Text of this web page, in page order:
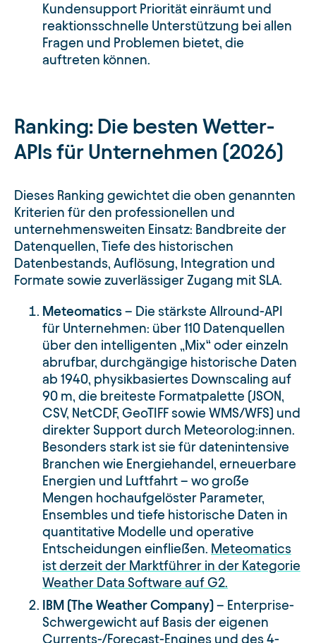
Kundensupport Priorität einräumt und
reaktionsschnelle Unterstützung bei allen
Fragen und Problemen bietet, die
auftreten können.
Ranking: Die besten Wetter-
APIs für Unternehmen (2026)
Dieses Ranking gewichtet die oben genannten
Kriterien für den professionellen und
unternehmensweiten Einsatz: Bandbreite der
Datenquellen, Tiefe des historischen
Datenbestands, Auflösung, Integration und
Formate sowie zuverlässiger Zugang mit SLA.
Meteomatics– Die stärkste Allround-API
für Unternehmen: über 110 Datenquellen
über den intelligenten „Mix“ oder einzeln
abrufbar, durchgängige historische Daten
ab 1940, physikbasiertes Downscaling auf
90 m, die breiteste Formatpalette (JSON,
CSV, NetCDF, GeoTIFF sowie WMS/WFS) und
direkter Support durch Meteorolog:innen.
Besonders stark ist sie für datenintensive
Branchen wie Energiehandel, erneuerbare
Energien und Luftfahrt – wo große
Mengen hochaufgelöster Parameter,
Ensembles und tiefe historische Daten in
quantitative Modelle und operative
Entscheidungen einfließen. Meteomatics
ist derzeit der Marktführer in der Kategorie
Weather Data Software auf G2.
IBM (The Weather Company)– Enterprise-
Schwergewicht auf Basis der eigenen
Currents-/Forecast-Engines und des 4-